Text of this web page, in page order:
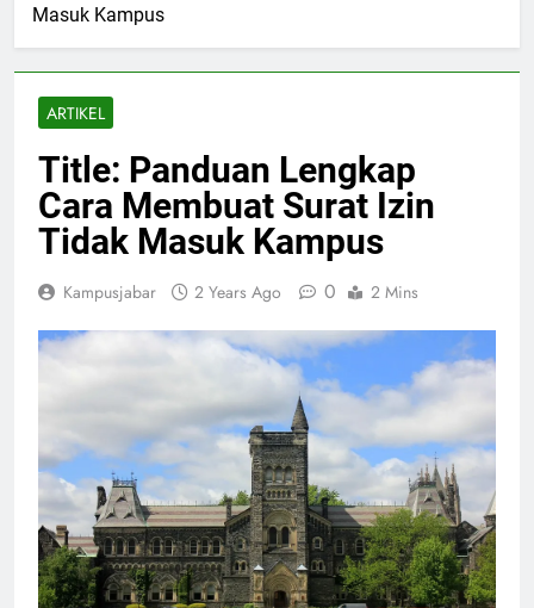
Masuk Kampus
ARTIKEL
Title: Panduan Lengkap
Cara Membuat Surat Izin
Tidak Masuk Kampus
Kampusjabar 2 Years Ago 0 2 Mins